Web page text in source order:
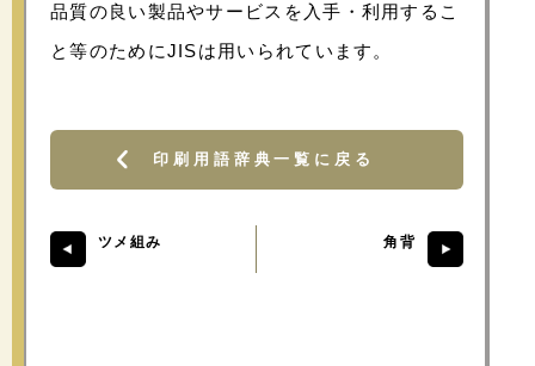
品質の良い製品やサービスを入手・利用するこ
と等のためにJISは用いられています。
印刷用語辞典一覧に戻る
ツメ組み 角背